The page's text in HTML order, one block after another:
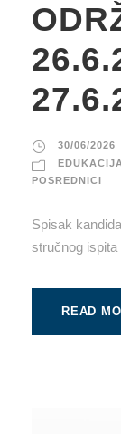
30/06/2026
POSREDNICI
Spisak
stručnog ispita
READ